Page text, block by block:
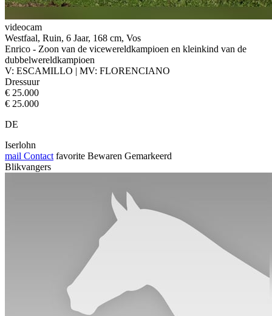
videocam
Westfaal, Ruin, 6 Jaar, 168 cm, Vos
Enrico - Zoon van de vicewereldkampioen en kleinkind van de
dubbelwereldkampioen
V: ESCAMILLO | MV: FLORENCIANO
Dressuur
€ 25.000
€ 25.000
DE
Iserlohn
mail Contact favorite Bewaren Gemarkeerd
Blikvangers